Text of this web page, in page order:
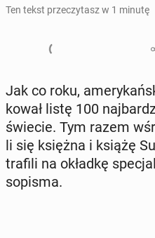
Ten tekst przeczytasz w 1 minutę
Jak co roku,
ko­wał listę 100
świecie. Tym razem
li się księżna i książę
trafili na okładkę
so­pi­sma.